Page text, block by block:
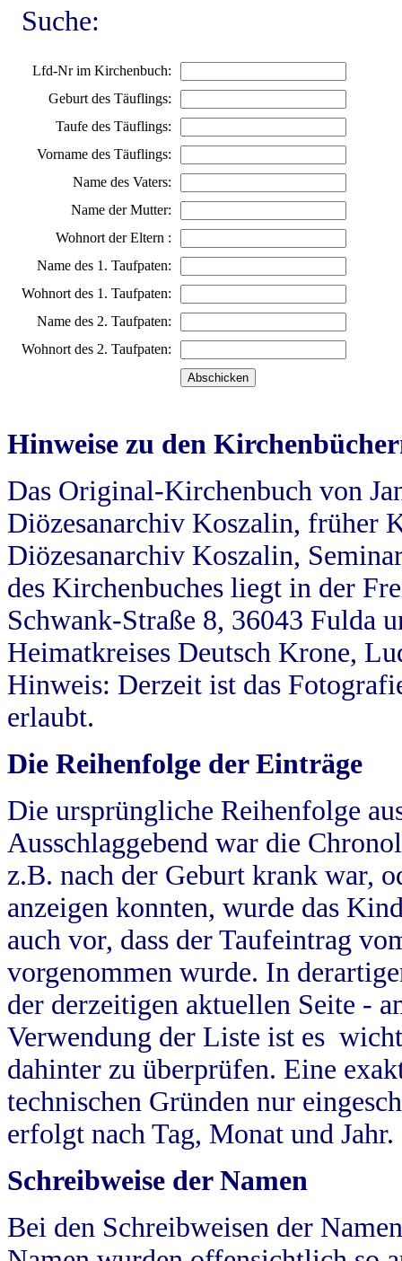
Suche:
Lfd-Nr im Kirchenbuch:
Geburt des Täuflings:
Taufe des Täuflings:
Vorname des Täuflings:
Name des Vaters:
Name der Mutter:
Wohnort der Eltern :
Name des 1. Taufpaten:
Wohnort des 1. Taufpaten:
Name des 2. Taufpaten:
Wohnort des 2. Taufpaten:
Hinweise zu den
Das Original-Kirchenbuch von
Diözesanarchiv Koszalin, früher
Diözesanarchiv Koszalin,
des Kirchenbuches liegt in der
Schwank-Straße 8, 36043 Fulda
Heimatkreises Deutsch Krone,
Hinweis: Derzeit ist das
erlaubt.
Die Reihenfolge der Einträge
Die ursprüngliche Reihenfolge
Ausschlaggebend war die
z.B. nach der Geburt krank war,
anzeigen konnten, wurde das
auch vor, dass der Taufeintrag
vorgenommen wurde. In
der derzeitigen aktuellen Seite -
Verwendung der Liste ist es
dahinter zu überprüfen. Eine
technischen Gründen nur
erfolgt nach Tag, Monat und Jahr.
Schreibweise der Namen
Bei den Schreibweisen der